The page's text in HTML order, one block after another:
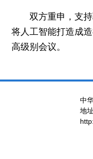
双方重申，支
将人工智能打造成
高级别会议。
中
地